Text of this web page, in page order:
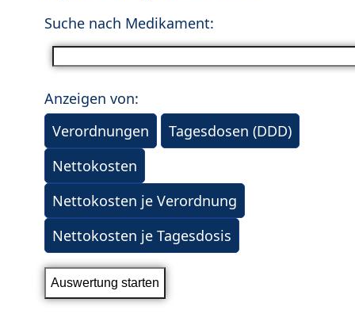
Suche nach Medikament:
Anzeigen von:
Verordnungen
Tagesdosen (DDD)
Nettokosten
Nettokosten je Verordnung
Nettokosten je Tagesdosis